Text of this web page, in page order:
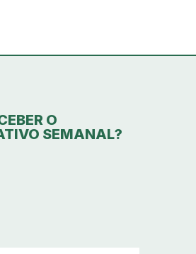
O
SEMANAL?